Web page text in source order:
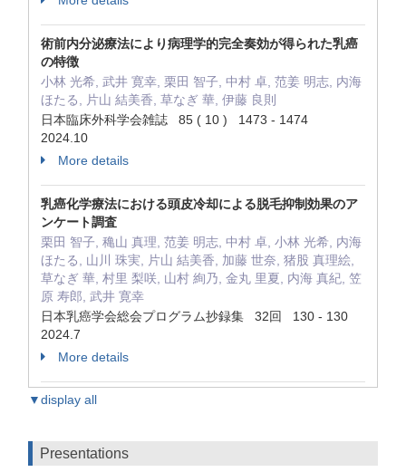
術前内分泌療法により病理学的完全奏効が得られた乳癌
の特徴
小林 光希, 武井 寛幸, 栗田 智子, 中村 卓, 范姜 明志, 内海
ほたる, 片山 結美香, 草なぎ 華, 伊藤 良則
日本臨床外科学会雑誌 85 ( 10 ) 1473 - 1474
2024.10
More details
乳癌化学療法における頭皮冷却による脱毛抑制効果のア
ンケート調査
栗田 智子, 穐山 真理, 范姜 明志, 中村 卓, 小林 光希, 内海
ほたる, 山川 珠実, 片山 結美香, 加藤 世奈, 猪股 真理絵,
草なぎ 華, 村里 梨咲, 山村 絢乃, 金丸 里夏, 内海 真紀, 笠
原 寿郎, 武井 寛幸
日本乳癌学会総会プログラム抄録集 32回 130 - 130
2024.7
More details
▼display all
Presentations